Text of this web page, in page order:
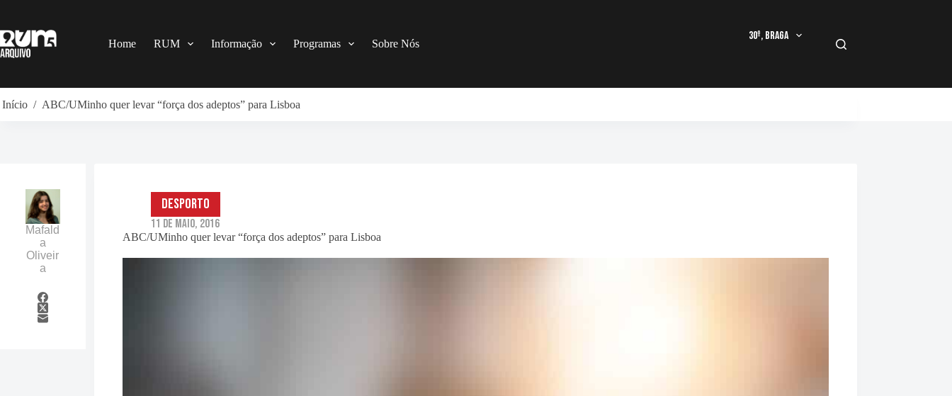
o
conteúdo
Home RUM Informação Programas Sobre Nós
30º, Braga
Início / ABC/UMinho quer levar “força dos adeptos” para Lisboa
ABC/UMinho quer levar “força dos adeptos” para Lisboa
Desporto
11 de Maio, 2016
Mafald
a
Oliveir
a